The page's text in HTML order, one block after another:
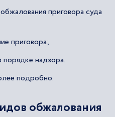
приговора суда
приговора;
порядке надзора.
подробно.
обжалования